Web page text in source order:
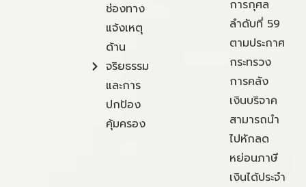
ช่องทาง
แจ้งเหตุ
ด้าน
จริยธรรม
และการ
ปกป้อง
คุ้มครอง
การกุศล
ลำดับที่ 59
ตามประกาศ
กระทรวง
การคลัง
เงินบริจาค
สามารถนำ
ไปหักลด
หย่อนภาษี
เงินได้ประจำ